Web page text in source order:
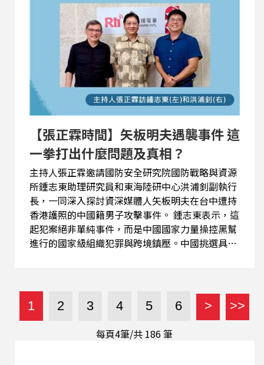
真的有能力在海外跨國執法，而是要透過恫嚇來提
高民眾與國際社會的政治成本，迫使台商、留學生
產生自我審查的恐懼。此外，針對共軍向太平洋試
射洲際飛彈，洪浦釗分析，中共事前通報美國是為
了提前打預防針，企圖將試射行為常態化，而美方
未因此中斷雙方高層互動，則反映出美中現階段
「軍事持續競爭，但也不放棄談判」的國際現實。
鍾志東認為，中共試射潛射型的洲際彈道飛彈，路
徑刻意飛越日本與菲律賓，是對這兩國極為明顯的
戰略恫嚇。他指出，中共在核...
【張正霖時間】矢板明夫遇襲事件 這
一拳打出什麼問題及真相？
主持人張正霖邀請國防安全研究院國防戰略與資源
所鍾志東助理研究員和東海陸研中心洪浦釗副執行
長，一同深入探討資深媒體人矢板明夫在台中遭持
香港護照的中國籍男子攻擊事件。 鍾志東表示，這
起犯案絕非單純事件，而是中國國家力量操控黑幫
進行的國家級組織犯罪與跨境鎮壓。中國挑選具國
應過度的說法，呼籲必須嚴辦，否則中國的暴力威
嚇將會得寸進尺。 洪浦釗認為，中國對台的隱蔽作
戰已逐漸表面化，意圖在台製造恐懼。更險惡的
是，中國企圖藉此事件激化台港矛盾，讓台灣人對
1 2 3 4 5 6 > >>
每頁4筆/共 186筆